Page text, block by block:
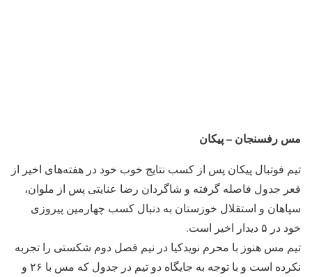
مس رفسنجان – پیکان
تیم فوتبال پیکان پس از کسب نتایج خوب خود در هفته‌های اخیر از
قعر جدول فاصله گرفته و شاگردان رضا عنایتی پس از ملوان،
سپاهان و استقلال خوزستان به دنبال کسب چهارمین پیروزی
خود در ۵ دیدار اخیر است.
تیم مس هنوز با محرم نویدکیا در نیم فصل دوم شکستی را تجربه
نکرده است و با توجه به جایگاه دو تیم در جدول که مس با ۲۶ و